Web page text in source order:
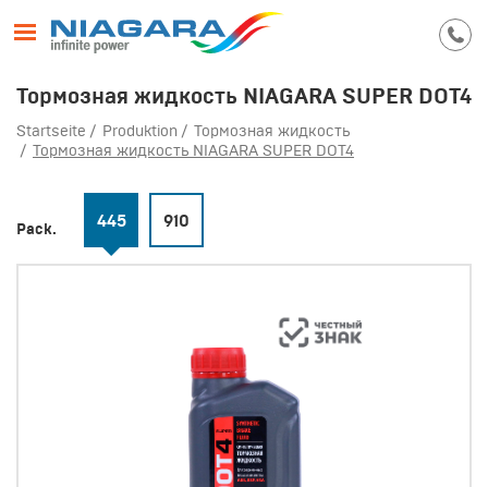
Тормозная жидкость NIAGARA SUPER DOT4
Startseite Produktion
Тормозная жидкость
Тормозная жидкость NIAGARA SUPER DOT4
Pack. 445 910